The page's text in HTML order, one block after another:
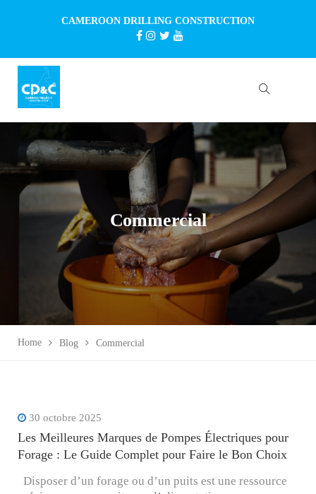
CAMEROON DRILLING CONSTRUCTION
Commercial
Home Blog Commercial
30 octobre 2025
Les Meilleures Marques de Pompes Électriques pour
Forage : Le Guide Complet pour Faire le Bon Choix
Disposer d’un forage ou d’un puits est une ressource